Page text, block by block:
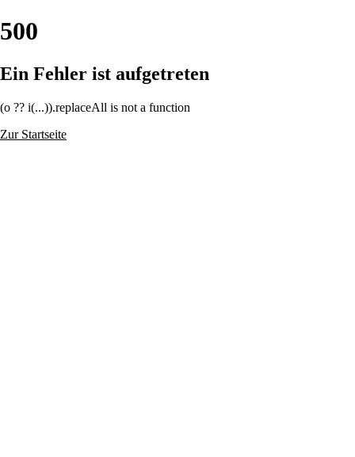
500
Ein Fehler ist aufgetreten
(o ?? i(...)).replaceAll is not a function
Zur Startseite